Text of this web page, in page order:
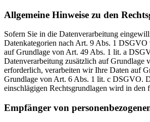
Allgemeine Hinweise zu den
Sofern Sie in die Datenverarbeitung
Datenkategorien nach Art. 9 Abs. 1 DSGVO
auf Grundlage von Art. 49 Abs. 1 lit. a
Datenverarbeitung zusätzlich auf
erforderlich, verarbeiten wir Ihre Daten auf
Grundlage von Art. 6 Abs. 1 lit. c DSGVO.
einschlägigen Rechtsgrundlagen wird in den
Empfänger von